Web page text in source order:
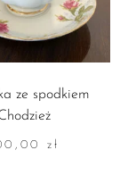
ze spodkiem
zł